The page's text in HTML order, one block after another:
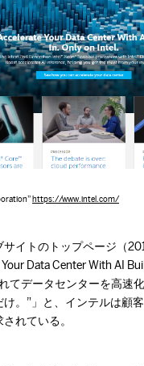
https://www.intel.com/
イトのトップページ（
Your Data Center With AI
てデータセンターを高速
け。”」と、インテルは顧
れている。